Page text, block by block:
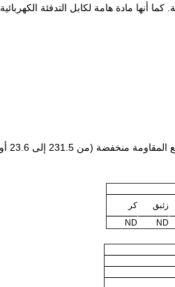
كما أنها مادة هامة لكابل التدفئة الكهربائية.
زئبق كر
ND
ND